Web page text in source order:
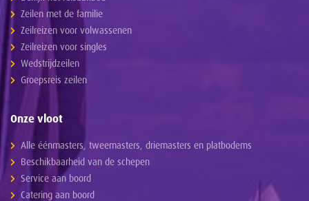
Zeilen met de familie
Zeilreizen voor volwassenen
Zeilreizen voor singles
Wedstrijdzeilen
Groepsreis zeilen
Onze vloot
Alle éénmasters, tweemasters, driemasters en platbodems
Beschikbaarheid van de schepen
Service aan boord
Catering aan boord